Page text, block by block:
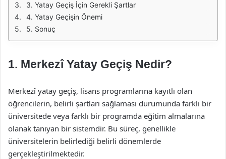
3. Yatay Geçiş İçin Gerekli Şartlar
4. Yatay Geçişin Önemi
5. Sonuç
1. Merkezî Yatay Geçiş Nedir?
Merkezî yatay geçiş, lisans programlarına kayıtlı olan
öğrencilerin, belirli şartları sağlaması durumunda farklı bir
üniversitede veya farklı bir programda eğitim almalarına
olanak tanıyan bir sistemdir. Bu süreç, genellikle
üniversitelerin belirlediği belirli dönemlerde
gerçekleştirilmektedir.